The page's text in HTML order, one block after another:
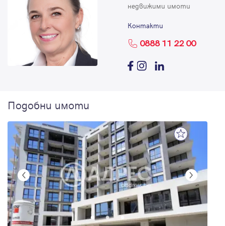
недвижими имоти
Контакти
0888 11 22 00
Подобни имоти